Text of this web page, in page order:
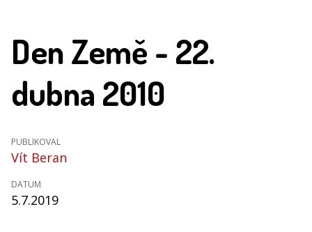
Den Země - 22.
dubna 2010
PUBLIKOVAL
Vít Beran
DATUM
5.7.2019